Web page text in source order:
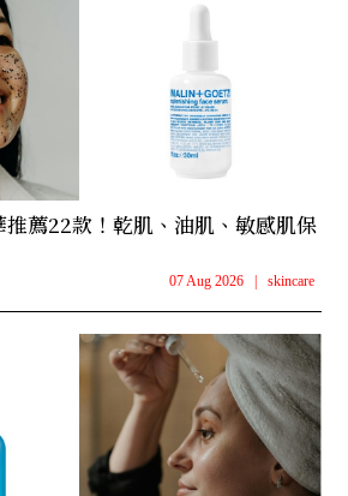
薦22款！乾肌、油肌、敏感肌保
07 Aug 2026 skincare